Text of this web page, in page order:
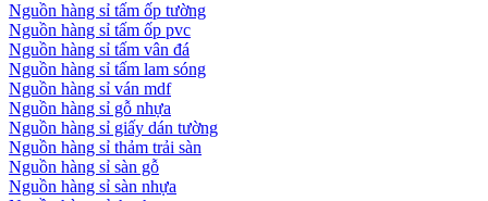
Nguồn hàng sỉ tấm ốp tường
Nguồn hàng sỉ tấm ốp pvc
Nguồn hàng sỉ tấm vân đá
Nguồn hàng sỉ tấm lam sóng
Nguồn hàng sỉ ván mdf
Nguồn hàng sỉ gỗ nhựa
Nguồn hàng sỉ giấy dán tường
Nguồn hàng sỉ thảm trải sàn
Nguồn hàng sỉ sàn gỗ
Nguồn hàng sỉ sàn nhựa